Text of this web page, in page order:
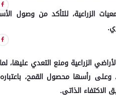
الزراعية، للتأكد من وصول
الزراعية ومنع التعدي عليها،
وعلى رأسها محصول القمح،
الاكتفاء الذاتي.